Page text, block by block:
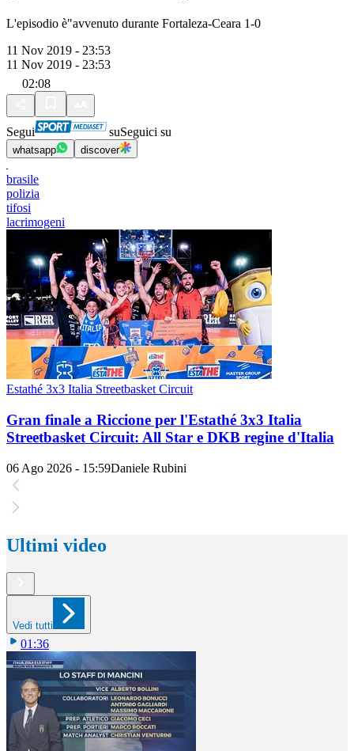
L'episodio è"avvenuto durante Fortaleza-Ceara 1-0
11 Nov 2019 - 23:53
11 Nov 2019 - 23:53
02:08
Segui suSeguici su
whatsapp discover
brasile
polizia
tifosi
lacrimogeni
Estathé 3x3 Italia Streetbasket Circuit
Gran finale a Riccione per l'Estathé 3x3 Italia
Streetbasket Circuit: All Star e DKB regine d'Italia
06 Ago 2026 - 15:59Daniele Rubini
Ultimi video
Vedi tutti
01:36